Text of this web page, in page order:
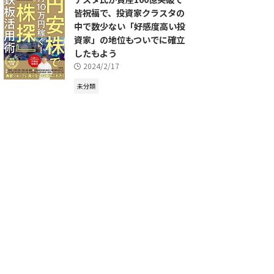
皆祝福で、投資家クラスタの
中で数少ない「好感度高い投
資家」の地位もついでに確立
したもよう
2024/2/17
未分類